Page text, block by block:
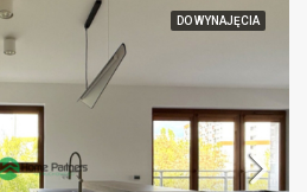
DO WYNAJĘCIA